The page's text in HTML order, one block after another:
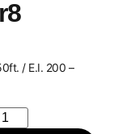
/ E.I. 200 –